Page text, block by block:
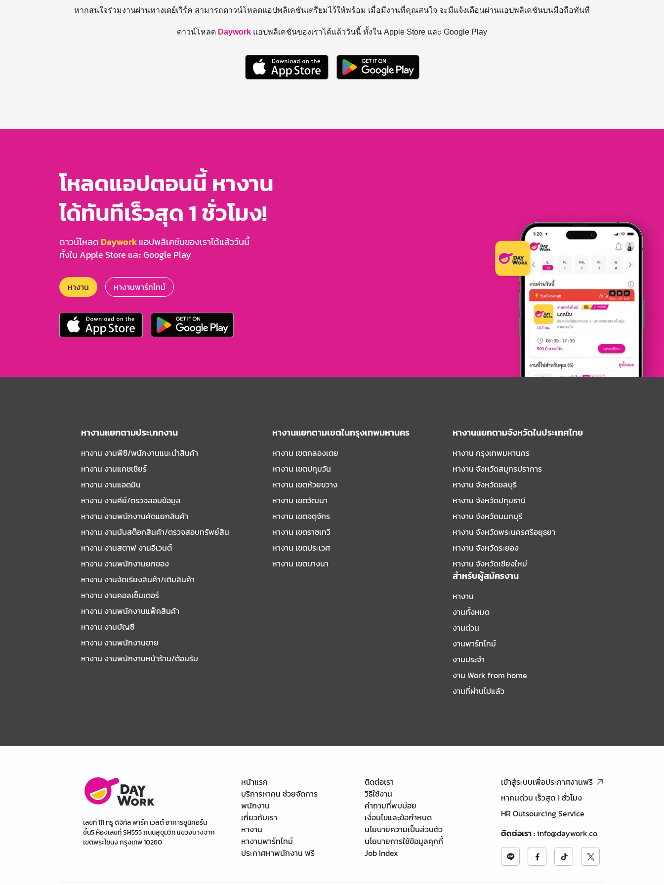
หากสนใจร่วมงานผ่านทางเดย์เวิร์ค สามารถดาวน์โหลดแอปพลิเคชันเตรียมไว้ให้พร้อม เมื่อมีงานที่คุณสนใจ จะมีแจ้งเตือนผ่านแอปพลิเคชันบนมือถือทันที
ดาวน์โหลด Daywork แอปพลิเคชันของเราได้แล้ววันนี้ ทั้งใน Apple Store และ Google Play
โหลดแอปตอนนี้ หางาน
ได้ทันทีเร็วสุด 1 ชั่วโมง!
ดาวน์โหลด Dayworkแอปพลิเคชันของเราได้แล้ววันนี้
ทั้งใน Apple Store และ Google Play
หางาน หางานพาร์ทไทม์
หางานแยกตามประเภทงาน
หางาน งานพีซี/พนักงานแนะนําสินค้า
หางาน งานแคชเชียร์
หางาน งานแอดมิน
หางาน งานคีย์/ตรวจสอบข้อมูล
หางาน งานพนักงานคัดแยกสินค้า
หางาน งานนับสต็อกสินค้า/ตรวจสอบทรัพย์สิน
หางาน งานสตาฟ งานอีเวนต์
หางาน งานพนักงานยกของ
หางาน งานจัดเรียงสินค้า/เติมสินค้า
หางาน งานคอลเซ็นเตอร์
หางาน งานพนักงานแพ็คสินค้า
หางาน งานบัญชี
หางาน งานพนักงานขาย
หางาน งานพนักงานหน้าร้าน/ต้อนรับ
หางานแยกตามเขตในกรุงเทพมหานคร
หางาน เขตคลองเตย
หางาน เขตปทุมวัน
หางาน เขตห้วยขวาง
หางาน เขตวัฒนา
หางาน เขตจตุจักร
หางาน เขตราชเทวี
หางาน เขตประเวศ
หางาน เขตบางนา
หางานแยกตามจังหวัดในประเทศไทย
หางาน กรุงเทพมหานคร
หางาน จังหวัดสมุทรปราการ
หางาน จังหวัดชลบุรี
หางาน จังหวัดปทุมธานี
หางาน จังหวัดนนทบุรี
หางาน จังหวัดพระนครศรีอยุธยา
หางาน จังหวัดระยอง
หางาน จังหวัดเชียงใหม่
สำหรับผู้สมัครงาน
หางาน
งานทั้งหมด
งานด่วน
งานพาร์ทไทม์
งานประจำ
งาน Work from home
งานที่ผ่านไปแล้ว
เลขที่ 111 ทรู ดิจิทัล พาร์ค เวสต์ อาคารยูนิคอร์น
ชั้น5 ห้องเลขที่ SH555 ถนนสุขุมวิท แขวงบางจาก
เขตพระโขนง กรุงเทพ 10260
หน้าแรก
บริการหาคน ช่วยจัดการ
พนักงาน
เกี่ยวกับเรา
หางาน
หางานพาร์ทไทม์
ประกาศหาพนักงาน ฟรี
ติดต่อเรา
วิธีใช้งาน
คำถามที่พบบ่อย
เงื่อนไขและข้อกำหนด
นโยบายความเป็นส่วนตัว
นโยบายการใช้ข้อมูลคุกกี้
Job Index
เข้าสู่ระบบเพื่อประกาศงานฟรี
หาคนด่วน เร็วสุด 1 ชั่วโมง
HR Outsourcing Service
ติดต่อเรา:info@daywork.co